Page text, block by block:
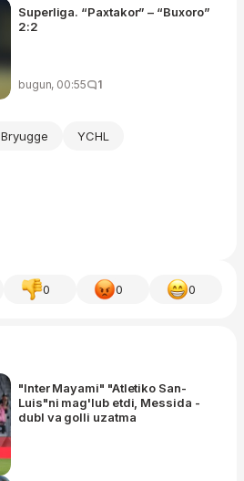
Superliga. “Paxtakor” – “Buxoro”
2:2
bugun, 00:55 1
Bryugge YCHL
0 0 0
"Inter Mayami" "Atletiko San-
Luis"ni mag'lub etdi, Messida -
dubl va golli uzatma